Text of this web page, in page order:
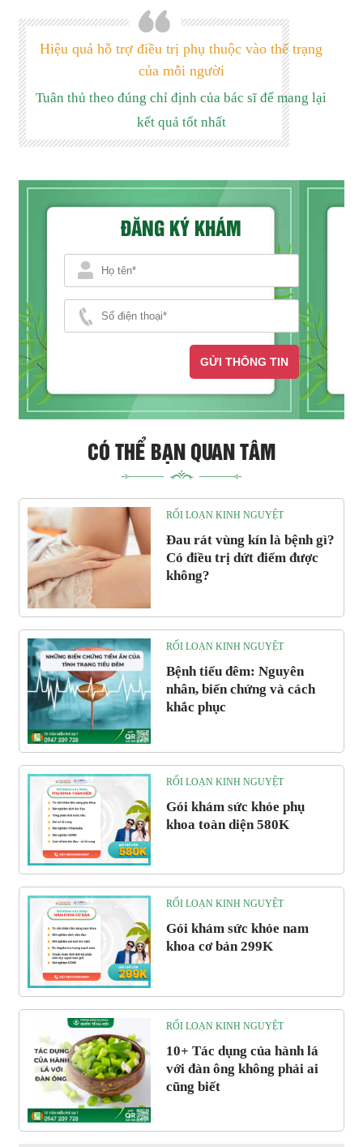
Hiệu quả hỗ trợ điều trị phụ thuộc vào thể trạng
của mỗi người
Tuân thủ theo đúng chỉ định của bác sĩ để mang lại
kết quả tốt nhất
ĐĂNG KÝ KHÁM
GỬI THÔNG TIN
CÓ THỂ BẠN QUAN TÂM
RỐI LOẠN KINH NGUYỆT
Đau rát vùng kín là bệnh gì?
Có điều trị dứt điểm được
không?
RỐI LOẠN KINH NGUYỆT
Bệnh tiểu đêm: Nguyên
nhân, biến chứng và cách
khắc phục
RỐI LOẠN KINH NGUYỆT
Gói khám sức khỏe phụ
khoa toàn diện 580K
RỐI LOẠN KINH NGUYỆT
Gói khám sức khỏe nam
khoa cơ bản 299K
RỐI LOẠN KINH NGUYỆT
10+ Tác dụng của hành lá
với đàn ông không phải ai
cũng biết